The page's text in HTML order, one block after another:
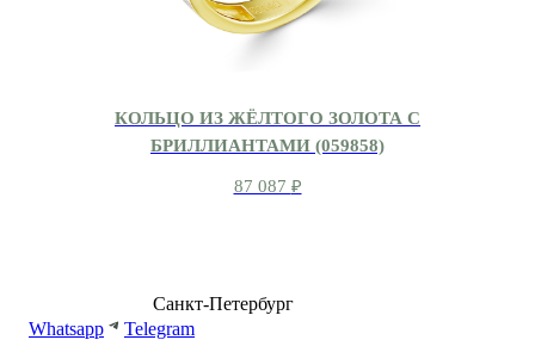
КОЛЬЦО ИЗ ЖЁЛТОГО ЗОЛОТА С
БРИЛЛИАНТАМИ (059858)
87 087 ₽
Санкт-Петербург
Whatsapp
Telegram